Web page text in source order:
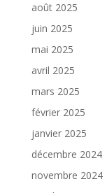
août 2025
juin 2025
mai 2025
avril 2025
mars 2025
février 2025
janvier 2025
décembre 2024
novembre 2024